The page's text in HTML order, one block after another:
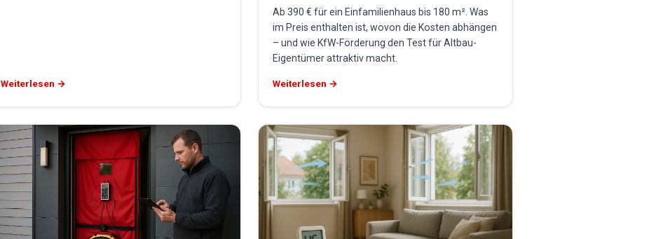
Weiterlesen →
Ab 390 € für ein Einfamilienhaus bis 180 m². Was
im Preis enthalten ist, wovon die Kosten abhängen
– und wie KfW-Förderung den Test für Altbau-
Eigentümer attraktiv macht.
Weiterlesen →